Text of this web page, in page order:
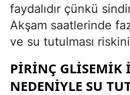
faydalıdır çünkü
Akşam saatlerinde
ve su tutulması
PIRINÇ GLISEMIK
NEDENIYLE SU